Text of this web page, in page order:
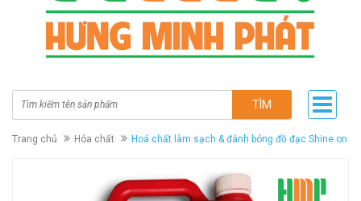
TÌM
Trang chủ Hóa chất Hoá chất làm sạch & đánh bóng đồ đạc Shine on